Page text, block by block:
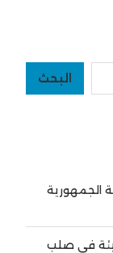
البحث
الجمهورية
في صلب